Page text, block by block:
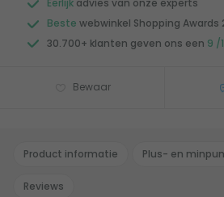
Eerlijk advies van onze experts
Beste webwinkel Shopping Awards
30.700+ klanten geven ons een 9 /
Bewaar
Product informatie Plus- en
Reviews